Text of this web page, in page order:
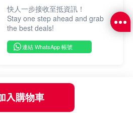
入購物車
DFI零售集團
Place. The Dairy Farm Company
快人一步接收至抵資訊！
Stay one step ahead and grab
the best deals!
連結 WhatsApp 帳號